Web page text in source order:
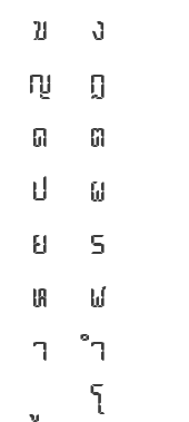
ฆ
ง
ญ
ฎ
ด
ต
ป
ผ
ย
ร
ห
ฬ
า
ำ
โ